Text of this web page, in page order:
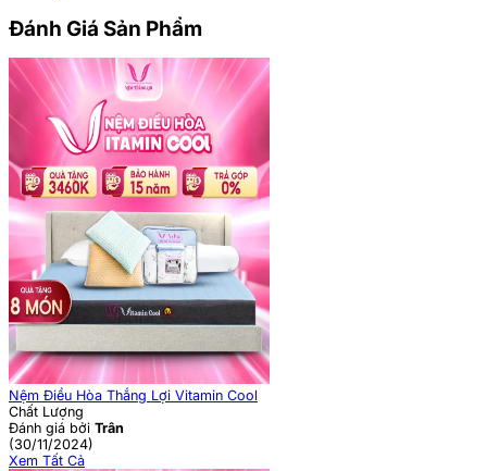
Đánh Giá Sản Phẩm
Nệm Điều Hòa Thắng Lợi Vitamin Cool
Chất Lượng
Đánh giá bởi Trân
(30/11/2024)
Xem Tất Cả